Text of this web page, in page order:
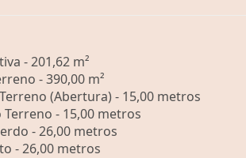
- 201,62 m²
- 390,00 m²
(Abertura) - 15,00 metros
Terreno - 15,00 metros
- 26,00 metros
- 26,00 metros